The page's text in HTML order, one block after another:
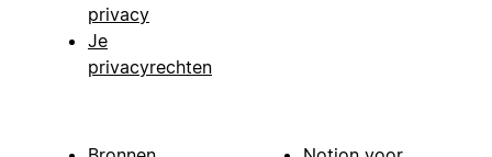
privacy
Je
privacyrechten